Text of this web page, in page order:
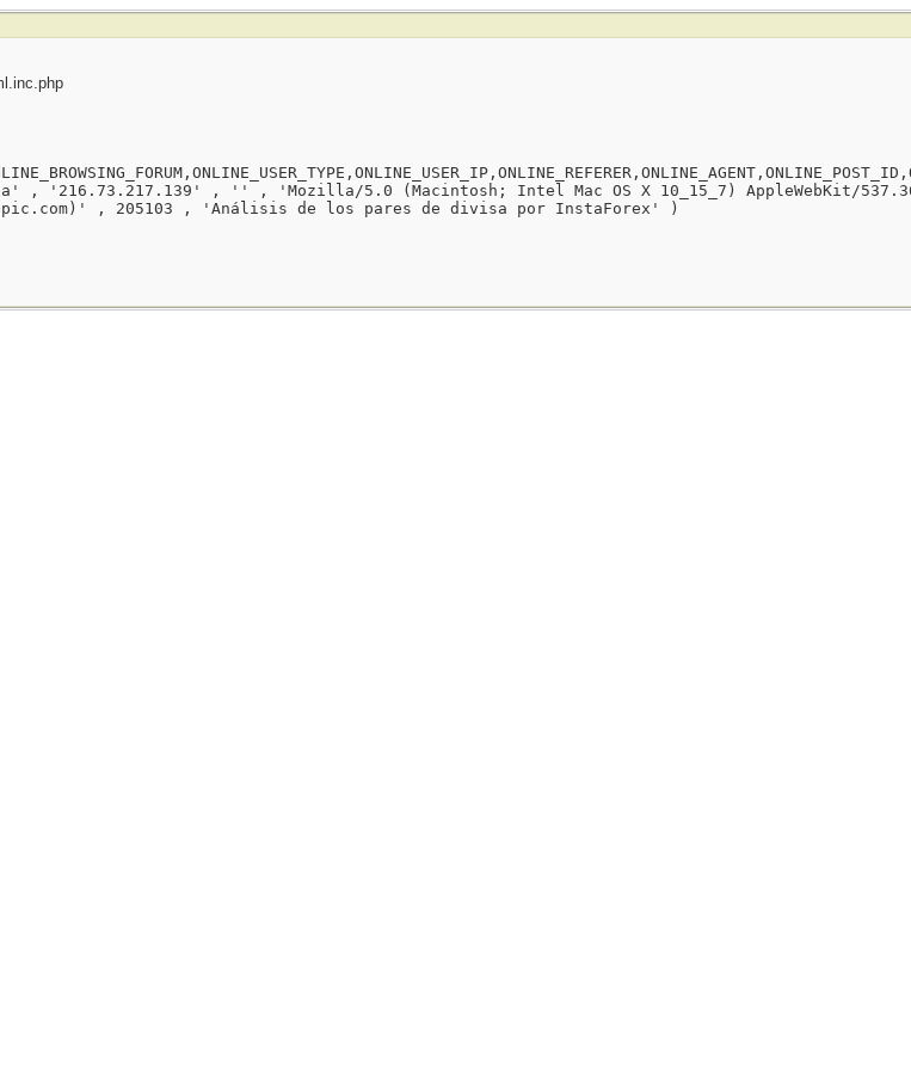
, '216.73.217.139' , '' , 'Mozilla/5.0 (Macintosh; Intel Mac OS X 10_15_7) AppleWebKit/
, 205103 , 'Análisis de los pares de divisa por InstaForex' )